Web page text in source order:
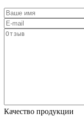
Качество продукции